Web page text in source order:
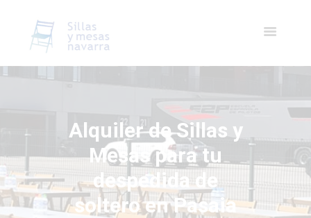
Alquiler de Sillas y
Mesas para tu
despedida de
soltero en Pasaia